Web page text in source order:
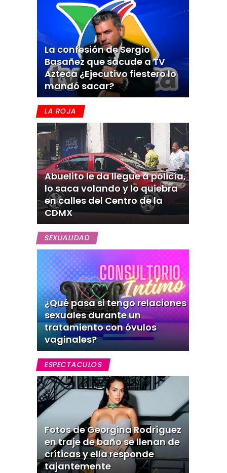
La confesión de Sergio
Basañez que sacude a TV
Azteca ¿Ejecutivo fiestero lo
mandó sacar?
LA ROJA
Abuelito le da llegue a policía,
lo saca volando y lo quiebra
en calles del Centro de la
CDMX
SEXUALIDAD
¿Qué pasa si tengo relaciones
sexuales durante un
tratamiento con óvulos
vaginales?
ESPECTACULOS
Fotos de Georgina Rodríguez
en traje de baño se llenan de
críticas y ella responde
tajantemente